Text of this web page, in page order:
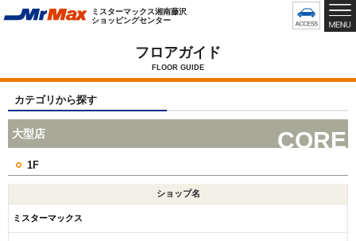
ミスターマックス湘南藤沢
ショッピングセンター
ロ
メ
ュ
ー
で
フロアガイド
FLOOR GUIDE
カテゴリから探す
大型店 CORE
1F
ショップ名
ミスターマックス